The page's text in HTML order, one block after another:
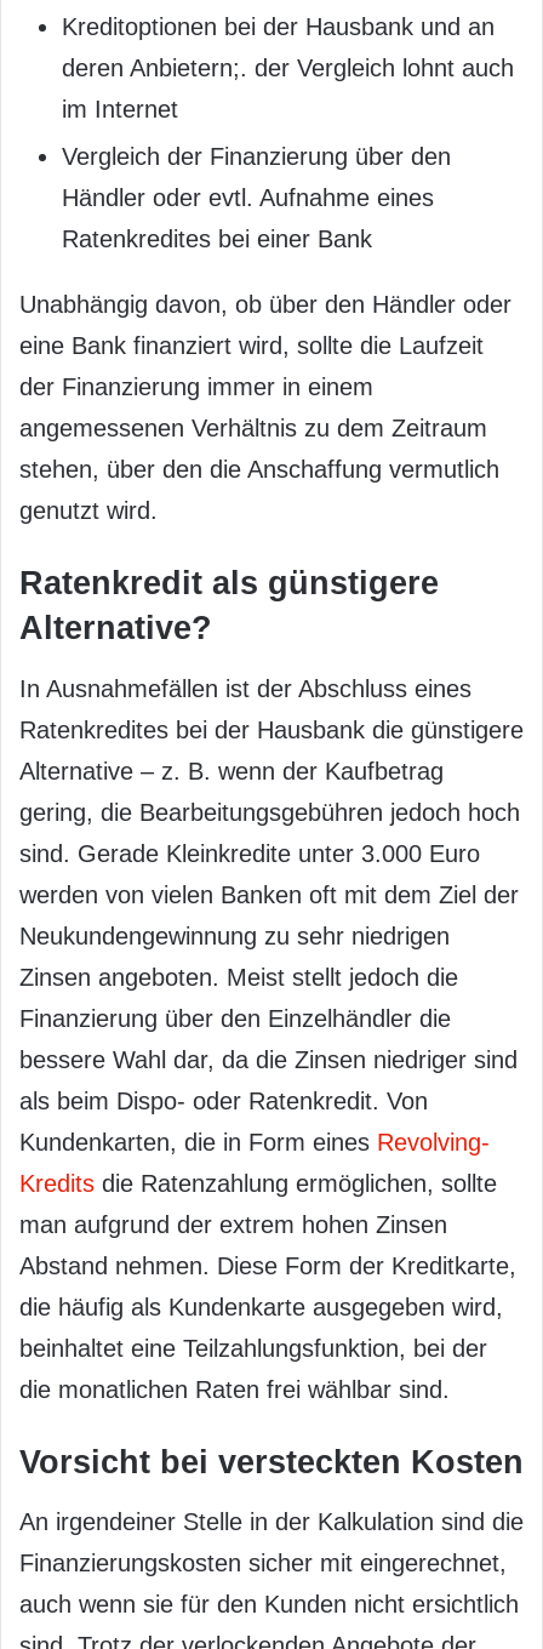
Kreditoptionen bei der Hausbank und an
deren Anbietern;. der Vergleich lohnt auch
im Internet
Vergleich der Finanzierung über den
Händler oder evtl. Aufnahme eines
Ratenkredites bei einer Bank
Unabhängig davon, ob über den Händler oder
eine Bank finanziert wird, sollte die Laufzeit
der Finanzierung immer in einem
angemessenen Verhältnis zu dem Zeitraum
stehen, über den die Anschaffung vermutlich
genutzt wird.
Ratenkredit als günstigere
Alternative?
In Ausnahmefällen ist der Abschluss eines
Ratenkredites bei der Hausbank die günstigere
Alternative – z. B. wenn der Kaufbetrag
gering, die Bearbeitungsgebühren jedoch hoch
sind. Gerade Kleinkredite unter 3.000 Euro
werden von vielen Banken oft mit dem Ziel der
Neukundengewinnung zu sehr niedrigen
Zinsen angeboten. Meist stellt jedoch die
Finanzierung über den Einzelhändler die
bessere Wahl dar, da die Zinsen niedriger sind
als beim Dispo- oder Ratenkredit. Von
Kundenkarten, die in Form eines Revolving-
Kredits die Ratenzahlung ermöglichen, sollte
man aufgrund der extrem hohen Zinsen
Abstand nehmen. Diese Form der Kreditkarte,
die häufig als Kundenkarte ausgegeben wird,
beinhaltet eine Teilzahlungsfunktion, bei der
die monatlichen Raten frei wählbar sind.
Vorsicht bei versteckten Kosten
An irgendeiner Stelle in der Kalkulation sind die
Finanzierungskosten sicher mit eingerechnet,
auch wenn sie für den Kunden nicht ersichtlich